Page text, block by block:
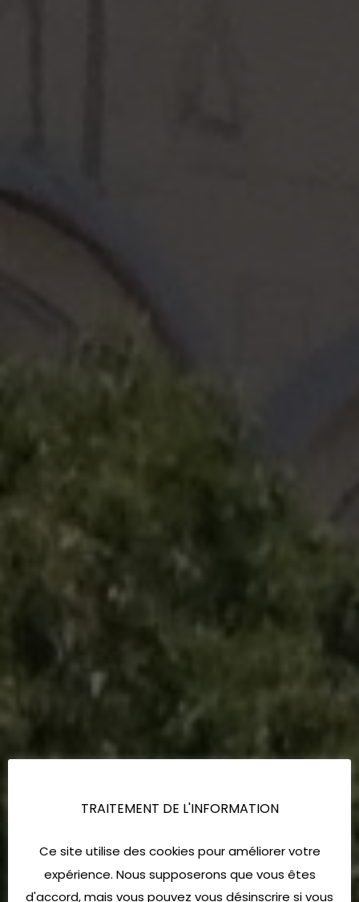
TRAITEMENT DE L'INFORMATION
Ce site utilise des cookies pour améliorer votre
expérience. Nous supposerons que vous êtes
d'accord, mais vous pouvez vous désinscrire si vous